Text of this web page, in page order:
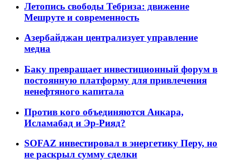
Летопись свободы Тебриза: движение
Мешруте и современность
Азербайджан централизует управление
медиа
Баку превращает инвестиционный форум в
постоянную платформу для привлечения
ненефтяного капитала
Против кого объединяются Анкара,
Исламабад и Эр-Рияд?
SOFAZ инвестировал в энергетику Перу, но
не раскрыл сумму сделки